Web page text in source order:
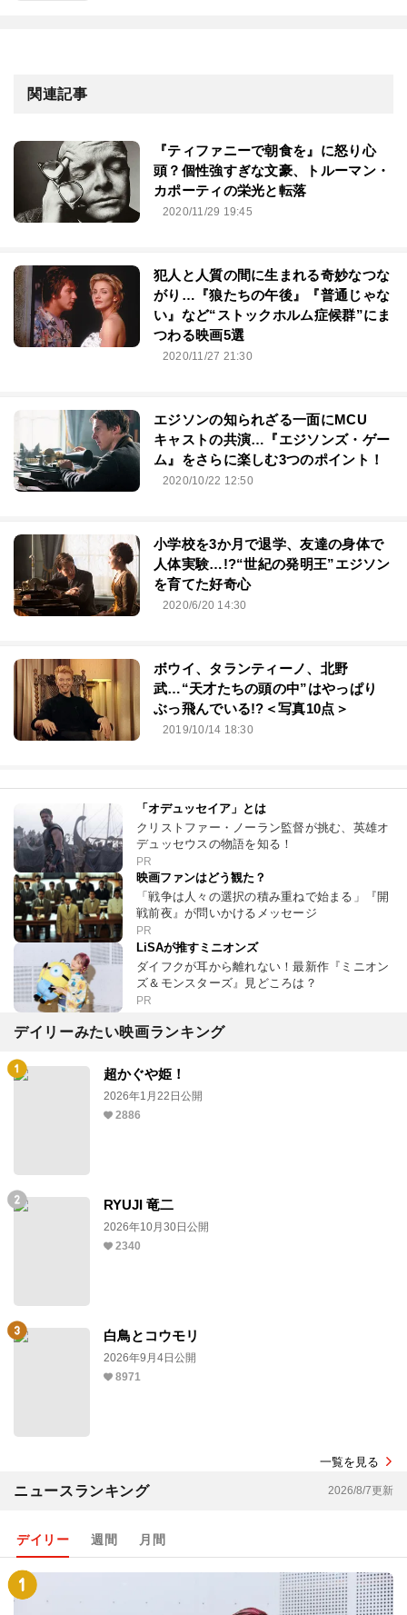
関連記事
『ティファニーで朝食を』に怒り心
頭？個性強すぎな文豪、トルーマン・
カポーティの栄光と転落
2020/11/29 19:45
犯人と人質の間に生まれる奇妙なつな
がり…『狼たちの午後』『普通じゃな
い』など“ストックホルム症候群”にま
つわる映画5選
2020/11/27 21:30
エジソンの知られざる一面にMCU
キャストの共演…『エジソンズ・ゲー
ム』をさらに楽しむ3つのポイント！
2020/10/22 12:50
小学校を3か月で退学、友達の身体で
人体実験…!?“世紀の発明王”エジソン
を育てた好奇心
2020/6/20 14:30
ボウイ、タランティーノ、北野
武…“天才たちの頭の中”はやっぱり
ぶっ飛んでいる!?＜写真10点＞
2019/10/14 18:30
「オデュッセイア」とは
クリストファー・ノーラン監督が挑む、英雄オ
デュッセウスの物語を知る！
PR
映画ファンはどう観た？
「戦争は人々の選択の積み重ねで始まる」『開
戦前夜』が問いかけるメッセージ
PR
LiSAが推すミニオンズ
ダイフクが耳から離れない！最新作『ミニオン
ズ＆モンスターズ』見どころは？
PR
デイリーみたい映画ランキング
超かぐや姫！
2026年1月22日公開
2886
RYUJI 竜二
2026年10月30日公開
2340
白鳥とコウモリ
2026年9月4日公開
8971
一覧を見る
ニュースランキング 2026/8/7更新
デイリー 週間 月間